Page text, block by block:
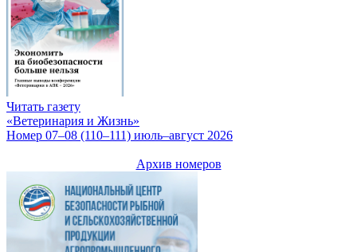
Читать газету
«Ветеринария и Жизнь»
Номер 07–08 (110–111) июль–август 2026
Архив номеров